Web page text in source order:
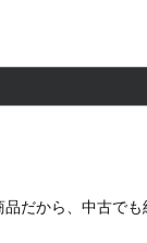
だから、中古で